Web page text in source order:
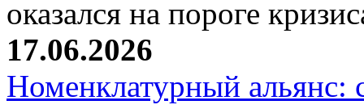
оказался на пороге
17.06.2026
Номенклатурный альянс: